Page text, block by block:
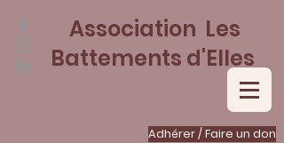
Adhérer / Faire un don
Association Les
Battements d'Elles